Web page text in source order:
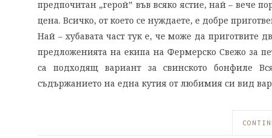
предпочитан „герой” във всяко ястие, най – вече
цена. Всичко, от което се нуждаете, е добре
Най – хубавата част тук е, че може да приготвите
предложенията на екипа на Фермерско Свежо за
са подходящ вариант за свинското бонфиле
съдържанието на една кутия от любимия си вид